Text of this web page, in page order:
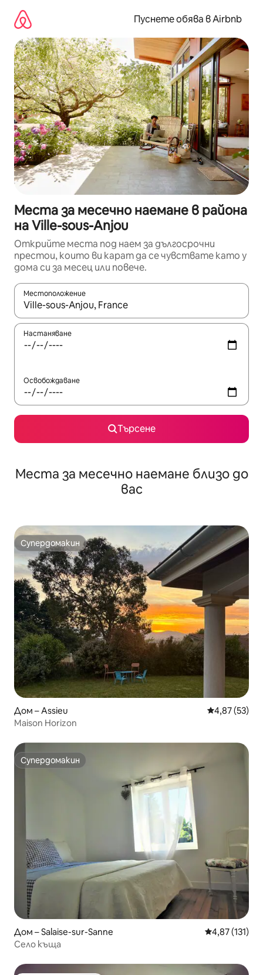
съдържанието
Пуснете обява в Airbnb
Места за месечно наемане в района
на Ville-sous-Anjou
Открийте места под наем за дългосрочни
престои, които ви карат да се чувствате като у
дома си за месец или повече.
Местоположение
Когато резултатите се покажат, използвайте
Настаняване
Освобождаване
Търсене
Места за месечно наемане близо до
вас
Супердомакин
Супердомакин
Дом – Assieu Средна
4,87 (53)
Maison Horizon
Супердомакин
Супердомакин
Дом – Salaise-sur-Sanne Средна
4,87 (131)
Село къща